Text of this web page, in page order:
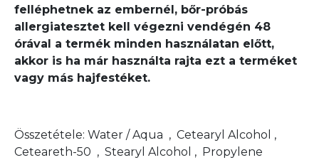
felléphetnek az embernél, bőr-próbás
allergiatesztet kell végezni vendégén 48
órával a termék minden használatan előtt,
akkor is ha már használta rajta ezt a terméket
vagy más hajfestéket.
Összetétele: Water / Aqua , Cetearyl Alcohol ,
Ceteareth-50 , Stearyl Alcohol , Propylene